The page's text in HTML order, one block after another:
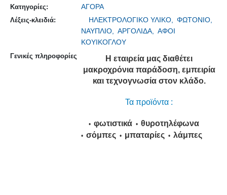
Κατηγορίες: ΑΓΟΡΑ
Λέξεις-κλειδιά: ΗΛΕΚΤΡΟΛΟΓΙΚΟ ΥΛΙΚΟ,
ΦΩΤΟΝΙΟ,
ΝΑΥΠΛΙΟ,
ΑΡΓΟΛΙΔΑ,
ΑΦΟΙ
ΚΟΥΙΚΟΓΛΟΥ
Γενικές πληροφορίες
Η εταιρεία μας διαθέτει
μακροχρόνια παράδοση, εμπειρία
και τεχνογνωσία στον κλάδο.
Τα προϊόντα :
φωτιστικά
θυροτηλέφωνα
σόμπες
μπαταρίες λάμπες